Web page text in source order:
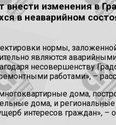
изменения в
в неаварийном
нормы,
являются
несовершенству
работами», –
дома,
дома, и
интересов граждан», –